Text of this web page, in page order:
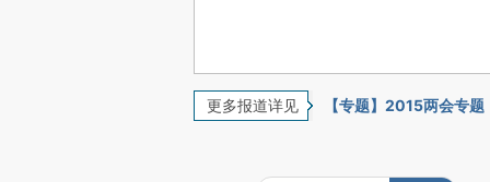
更多报道详见 【专题】2015两会专题